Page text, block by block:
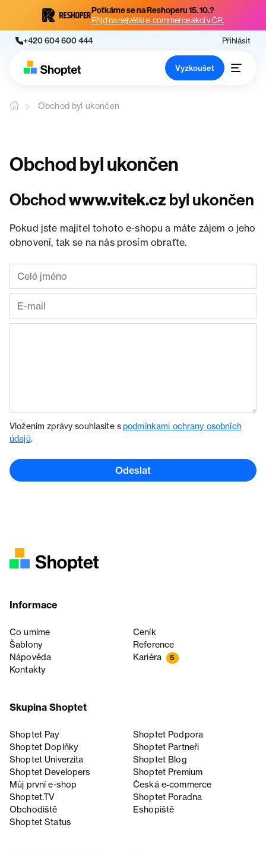
Potkáme se na Reshoperu 15. 10.?
Přijď na největší e-commerce akci v ČR.
+420 604 600 444 Přihlásit
Vyzkoušet
Obchod byl ukončen
Obchod byl ukončen
Obchodwww.vitek.cz byl ukončen
Pokud jste majitel tohoto e-shopu a máte zájem o jeho
obnovení, tak se na nás prosím obraťte.
Vložením zprávy souhlasíte spodmínkami ochrany osobních
údajů.
Odeslat
Informace
Co umíme
Ceník
Šablony
Reference
Nápověda
Kariéra 5
Kontakty
Skupina Shoptet
Shoptet Pay
Shoptet Podpora
Shoptet Doplňky
Shoptet Partneři
Shoptet Univerzita
Shoptet Blog
Shoptet Developers
Shoptet Premium
Můj první e-shop
Česká e‑commerce
Shoptet.TV
Shoptet Poradna
Obchodiště
Eshopiště
Shoptet Status